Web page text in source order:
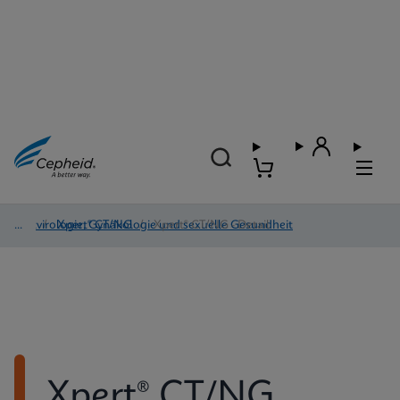
Blutvirologie, Gynäkologie und sexuelle Gesundheit
/ Xpert® CT/NG / Xpert® CT/NG - Detail